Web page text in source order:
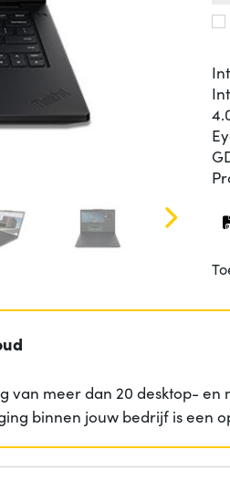
van meer dan 20 desktop-
binnen jouw bedrijf is een